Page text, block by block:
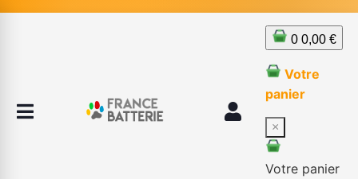
0 0,00 €
Votre
panier
×
Votre panier